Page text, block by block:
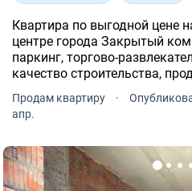
Квартира по выгодной цене
центре города Закрытый
паркинг, торгово-
качество строительства,
Площа балкона около 1 кв.
Продам квартиру ·
апр.